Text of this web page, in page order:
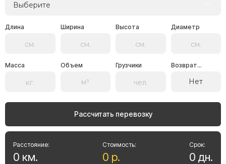
Выберите
Длина Ширина Высота Диаметр
Масса Объем Грузчики Возврат...
Нет
Рассчитать перевозку
Стоимость:
0 р.
Расстояние:
0 км.
Срок:
0 дн.